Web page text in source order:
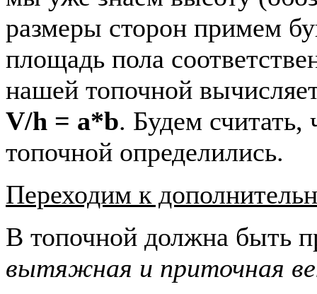
размеры сторон примем
площадь пола
нашей топочной
V/h = a*b. Будем считать,
топочной определились.
Переходим к
В топочной должна быть
вытяжная и приточная